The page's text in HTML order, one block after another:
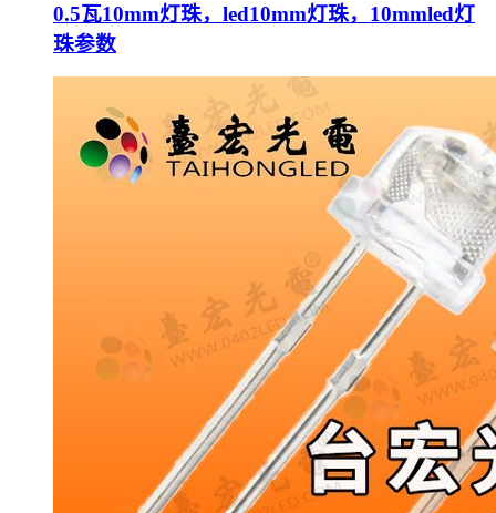
0.5瓦10mm灯珠，led10mm灯珠，10mmled灯
珠参数